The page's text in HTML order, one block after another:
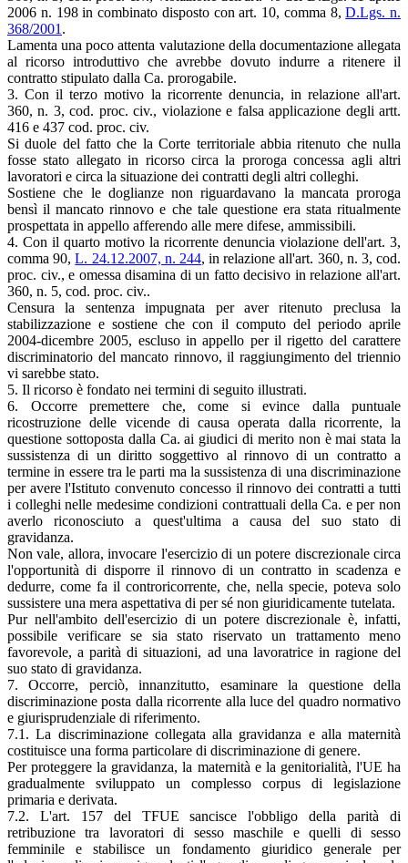
2006 n. 198 in combinato disposto con art. 10, comma 8,D.Lgs. n.
368/2001 .
Lamenta una poco attenta valutazione della documentazione allegata
al ricorso introduttivo che avrebbe dovuto indurre a ritenere il
contratto stipulato dalla Ca. prorogabile.
3. Con il terzo motivo la ricorrente denuncia, in relazione all'art.
360, n. 3, cod. proc. civ., violazione e falsa applicazione degli artt.
416 e 437 cod. proc. civ.
Si duole del fatto che la Corte territoriale abbia ritenuto che nulla
fosse stato allegato in ricorso circa la proroga concessa agli altri
lavoratori e circa la situazione dei contratti degli altri colleghi.
Sostiene che le doglianze non riguardavano la mancata proroga
bensì il mancato rinnovo e che tale questione era stata ritualmente
prospettata in appello afferendo alle mere difese, ammissibili.
4. Con il quarto motivo la ricorrente denuncia violazione dell'art. 3,
comma 90,L. 24.12.2007, n. 244, in relazione all'art. 360, n. 3, cod.
proc. civ., e omessa disamina di un fatto decisivo in relazione all'art.
360, n. 5, cod. proc. civ..
Censura la sentenza impugnata per aver ritenuto preclusa la
stabilizzazione e sostiene che con il computo del periodo aprile
2004-dicembre 2005, escluso in appello per il rigetto del carattere
discriminatorio del mancato rinnovo, il raggiungimento del triennio
vi sarebbe stato.
5. Il ricorso è fondato nei termini di seguito illustrati.
6. Occorre premettere che, come si evince dalla puntuale
ricostruzione delle vicende di causa operata dalla ricorrente, la
questione sottoposta dalla Ca. ai giudici di merito non è mai stata la
sussistenza di un diritto soggettivo al rinnovo di un contratto a
termine in essere tra le parti ma la sussistenza di una discriminazione
per avere l'Istituto convenuto concesso il rinnovo dei contratti a tutti
i colleghi nelle medesime condizioni contrattuali della Ca. e per non
averlo riconosciuto a quest'ultima a causa del suo stato di
gravidanza.
Non vale, allora, invocare l'esercizio di un potere discrezionale circa
l'opportunità di disporre il rinnovo di un contratto in scadenza e
dedurre, come fa il controricorrente, che, nella specie, poteva solo
sussistere una mera aspettativa di per sé non giuridicamente tutelata.
Pur nell'ambito dell'esercizio di un potere discrezionale è, infatti,
possibile verificare se sia stato riservato un trattamento meno
favorevole, a parità di situazioni, ad una lavoratrice in ragione del
suo stato di gravidanza.
7. Occorre, perciò, innanzitutto, esaminare la questione della
discriminazione posta dalla ricorrente alla luce del quadro normativo
e giurisprudenziale di riferimento.
7.1. La discriminazione collegata alla gravidanza e alla maternità
costituisce una forma particolare di discriminazione di genere.
Per proteggere la gravidanza, la maternità e la genitorialità, l'UE ha
gradualmente sviluppato un complesso corpus di legislazione
primaria e derivata.
7.2. L'art. 157 del TFUE sancisce l'obbligo della parità di
retribuzione tra lavoratori di sesso maschile e quelli di sesso
femminile e stabilisce un fondamento giuridico generale per